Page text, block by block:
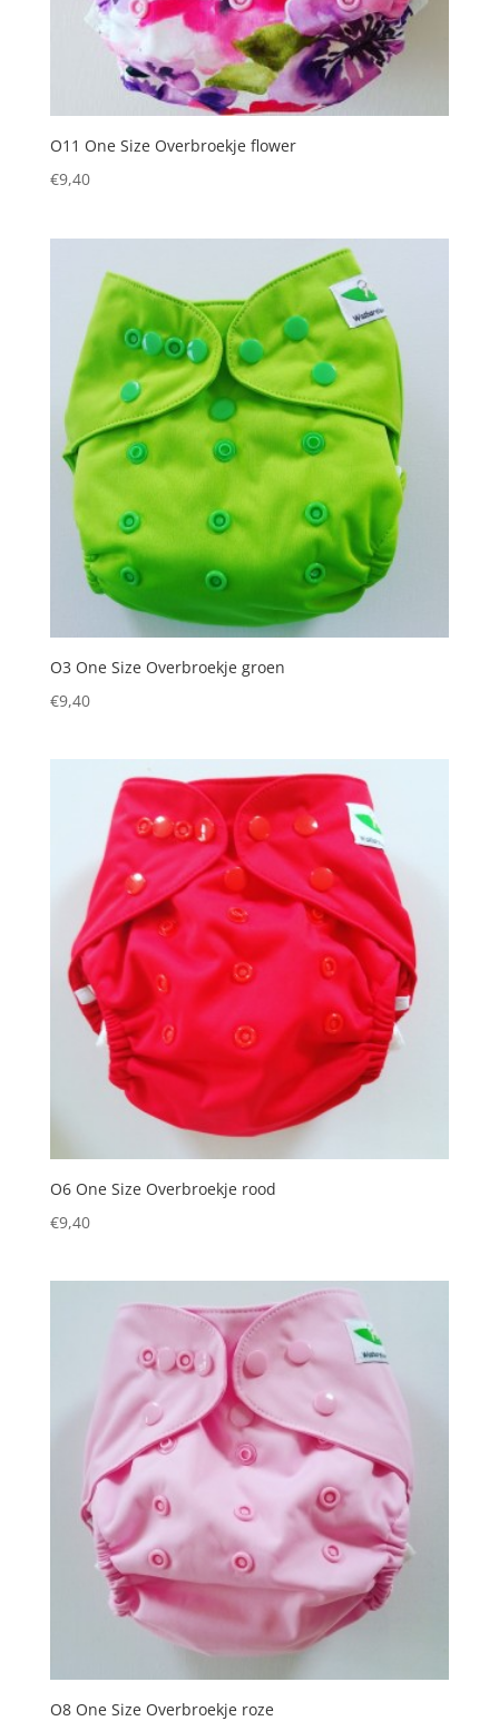
O11 One Size Overbroekje flower
€9,40
O3 One Size Overbroekje groen
€9,40
O6 One Size Overbroekje rood
€9,40
O8 One Size Overbroekje roze